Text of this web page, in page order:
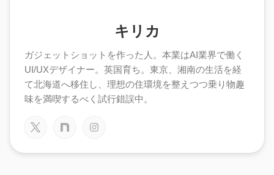
キリカ
ガジェットショットを作った人。本業はAI業界で働く
UI/UXデザイナー。英国育ち。東京、湘南の生活を経
て北海道へ移住し、理想の住環境を整えつつ乗り物趣
味を満喫するべく試行錯誤中。